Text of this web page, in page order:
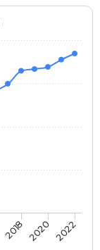
2018 2020 2022